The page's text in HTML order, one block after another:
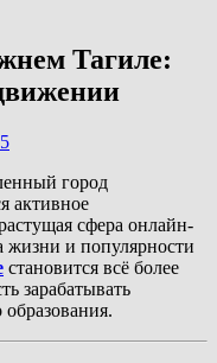
Тагиле:
город
активное
сфера онлайн-
жизни и популярности
становится всё более
зарабатывать